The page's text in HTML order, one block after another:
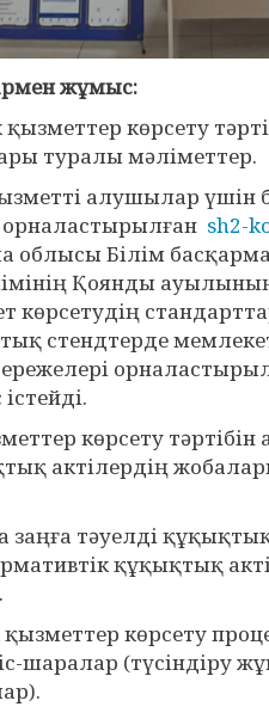
жұмыс:
көрсету
туралы мәліметтер.
алушылар үшін
орналастырылған sh2-
облысы Білім
Қоянды
көрсетудің
стендтерде
көрсету
актілердің
тәуелді
құқықтық
көрсету
шаралар (түсіндіру